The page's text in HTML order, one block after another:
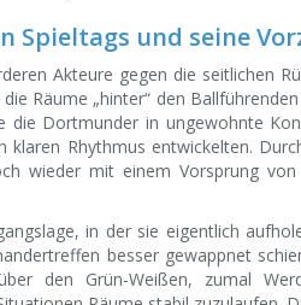
Spieltags und seine
Akteure gegen die seitlichen
Räume „hinter“ den
die Dortmunder in ungewohnte
Rhythmus entwickelten.
wieder mit einem Vorsprung
in der sie eigentlich
besser gewappnet
den Grün-Weißen, zumal